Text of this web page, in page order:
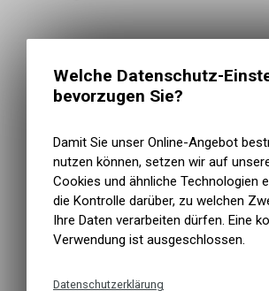
Einsatzbereich
Gravel, Road
Produkt-Typ
Hinterrad
GruppeGRX
Radgrösse622x21C (700C)
Empfohlene Reifengrösse32/42-
ReifentypTubeless/Pneu
Gänge10/11/12
Typ FreilaufkörperHG spline L
Aufnahme BremseCenter-Lock
Hohe Steifheit und Haltbarkeit
Welche Datenschutz-
bevorzugen Sie?
Damit Sie unser Online-Angebot
nutzen können, setzen wir auf
Cookies und ähnliche Technologien
die Kontrolle darüber, zu welchen
Ihre Daten verarbeiten dürfen. Eine
Verwendung ist ausgeschlossen.
Datenschutzerklärung